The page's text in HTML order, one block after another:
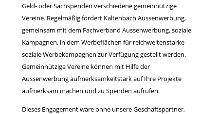
Geld- oder Sachspenden verschiedene gemeinnützige
Vereine. Regelmäßig fördert Kaltenbach Aussenwerbung,
gemeinsam mit dem Fachverband Aussenwerbung, soziale
Kampagnen, in dem Werbeflächen für reichweitenstarke
soziale Werbekampagnen zur Verfügung gestellt werden.
Gemeinnützige Vereine können mit Hilfe der
Aussenwerbung aufmerksamkeitstark auf Ihre Projekte
aufmerksam machen und zu Spenden aufrufen.
Dieses Engagement wäre ohne unsere Geschäftspartner,